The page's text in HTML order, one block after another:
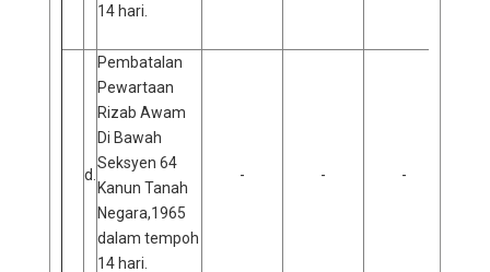
14 hari.
d.
Pembatalan
Pewartaan
Rizab Awam
Di Bawah
Seksyen 64
Kanun Tanah
Negara,1965
dalam tempoh
14 hari.
- - -